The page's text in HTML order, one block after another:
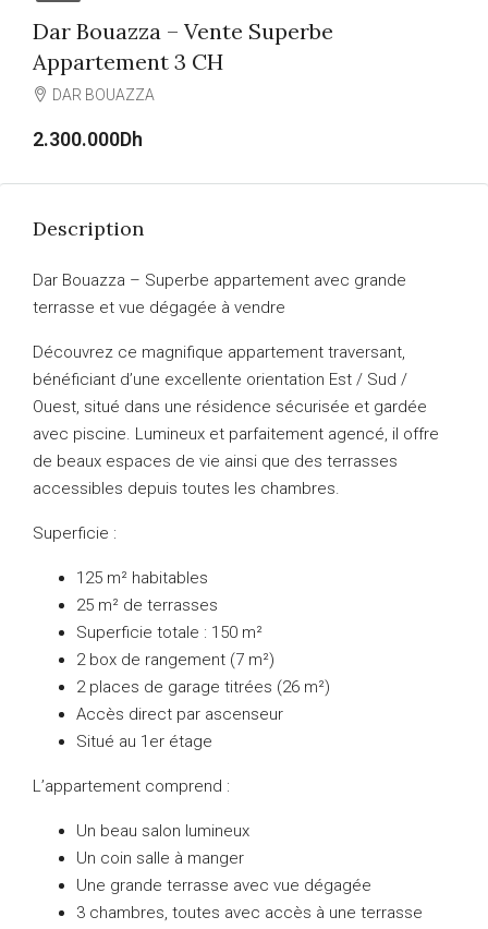
Dar Bouazza – Vente Superbe
Appartement 3 CH
DAR BOUAZZA
2.300.000Dh
Description
Dar Bouazza – Superbe appartement avec grande
terrasse et vue dégagée à vendre
Découvrez ce magnifique appartement traversant,
bénéficiant d’une excellente orientation Est / Sud /
Ouest, situé dans une résidence sécurisée et gardée
avec piscine. Lumineux et parfaitement agencé, il offre
de beaux espaces de vie ainsi que des terrasses
accessibles depuis toutes les chambres.
Superficie :
125 m² habitables
25 m² de terrasses
Superficie totale : 150 m²
2 box de rangement (7 m²)
2 places de garage titrées (26 m²)
Accès direct par ascenseur
Situé au 1er étage
L’appartement comprend :
Un beau salon lumineux
Un coin salle à manger
Une grande terrasse avec vue dégagée
3 chambres, toutes avec accès à une terrasse